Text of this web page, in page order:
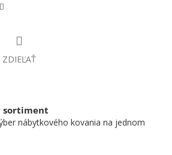
ZDIEĽAŤ
sortiment
nábytkového kovania na jednom